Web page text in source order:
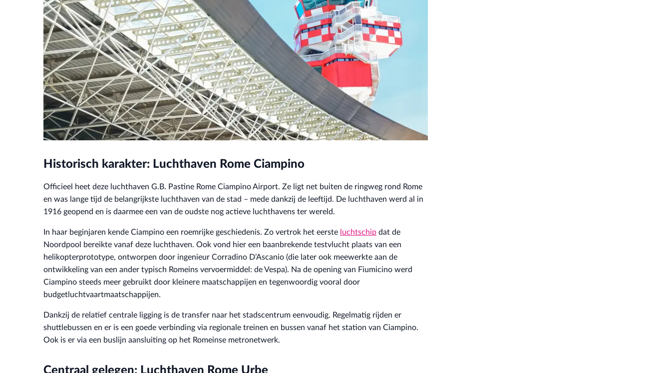
Historisch karakter: Luchthaven Rome Ciampino
Officieel heet deze luchthaven G.B. Pastine Rome Ciampino Airport. Ze ligt net buiten de ringweg rond Rome
en was lange tijd de belangrijkste luchthaven van de stad – mede dankzij de leeftijd. De luchthaven werd al in
1916 geopend en is daarmee een van de oudste nog actieve luchthavens ter wereld.
In haar beginjaren kende Ciampino een roemrijke geschiedenis. Zo vertrok het eerste luchtschip dat de
Noordpool bereikte vanaf deze luchthaven. Ook vond hier een baanbrekende testvlucht plaats van een
helikopterprototype, ontworpen door ingenieur Corradino D’Ascanio (die later ook meewerkte aan de
ontwikkeling van een ander typisch Romeins vervoermiddel: de Vespa). Na de opening van Fiumicino werd
Ciampino steeds meer gebruikt door kleinere maatschappijen en tegenwoordig vooral door
budgetluchtvaartmaatschappijen.
Dankzij de relatief centrale ligging is de transfer naar het stadscentrum eenvoudig. Regelmatig rijden er
shuttlebussen en er is een goede verbinding via regionale treinen en bussen vanaf het station van Ciampino.
Ook is er via een buslijn aansluiting op het Romeinse metronetwerk.